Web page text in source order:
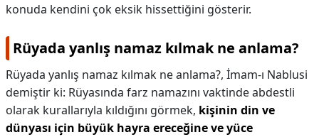
konuda kendini çok eksik hissettiğini gösterir.
Rüyada yanlış namaz kılmak ne anlama?
Rüyada yanlış namaz kılmak ne anlama?, İmam-ı Nablusi
demiştir ki: Rüyasında farz namazını vaktinde abdestli
olarak kurallarıyla kıldığını görmek, kişinin din ve
dünyası için büyük hayra ereceğine ve yüce